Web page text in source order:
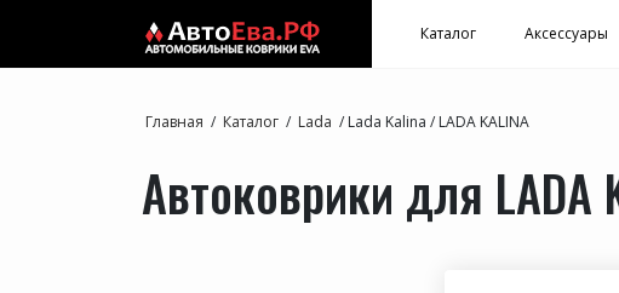
Каталог Аксессуары
Главная / Каталог / Lada / Lada Kalina / LADA KALINA
Автоковрики для LADA